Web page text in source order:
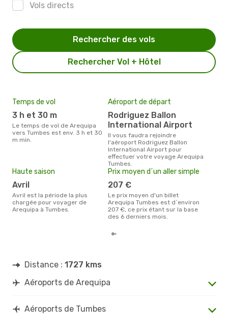
Vols directs
Rechercher Vol + Hôtel
Rechercher des vols
Temps de vol
3 h et 30 m
Le temps de vol de Arequipa
vers Tumbes est env. 3 h et 30
m min.
Aéroport de départ
Rodriguez Ballon
International Airport
Il vous faudra rejoindre
l'aéroport Rodriguez Ballon
International Airport pour
effectuer votre voyage Arequipa
Tumbes.
Haute saison
avril
avril est la période la plus
chargée pour voyager de
Arequipa à Tumbes.
Prix moyen d´un aller simple
207 €
Le prix moyen d'un billet
Arequipa Tumbes est d´environ
207 €, ce prix étant sur la base
des 6 derniers mois.
Distance : 1727 kms
Aéroports de Arequipa
Aéroports de Tumbes